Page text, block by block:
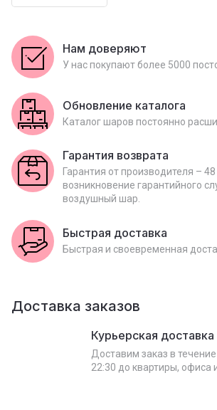
Нам доверяют
У нас покупают более 5000
Обновление каталога
Каталог шаров постоянно
Гарантия возврата
Гарантия от производителя –
возникновение гарантийного
воздушный шар.
Быстрая доставка
Быстрая и своевременная
Доставка заказов
Курьерская доставка
Доставим заказ в
22:30 до квартиры, офиса